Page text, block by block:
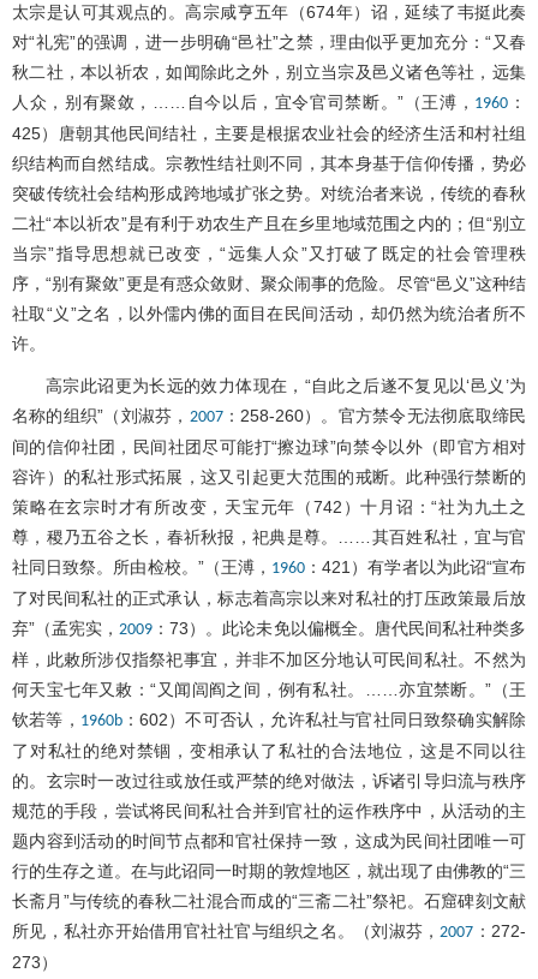
太宗是认可其观点的。高宗咸亨五年（674年）诏，延续了韦挺此奏
对“礼宪”的强调，进一步明确“邑社”之禁，理由似乎更加充分：“又春
秋二社，本以祈农，如闻除此之外，别立当宗及邑义诸色等社，远集
人众，别有聚敛，……自今以后，宜令官司禁断。”（王溥， 1960 ：
425）唐朝其他民间结社，主要是根据农业社会的经济生活和村社组
织结构而自然结成。宗教性结社则不同，其本身基于信仰传播，势必
突破传统社会结构形成跨地域扩张之势。对统治者来说，传统的春秋
二社“本以祈农”是有利于劝农生产且在乡里地域范围之内的；但“别立
当宗”指导思想就已改变，“远集人众”又打破了既定的社会管理秩
序，“别有聚敛”更是有惑众敛财、聚众闹事的危险。尽管“邑义”这种结
社取“义”之名，以外儒内佛的面目在民间活动，却仍然为统治者所不
许。
高宗此诏更为长远的效力体现在，“自此之后遂不复见以‘邑义’为
名称的组织”（刘淑芬， 2007：258-260）。官方禁令无法彻底取缔民
间的信仰社团，民间社团尽可能打“擦边球”向禁令以外（即官方相对
容许）的私社形式拓展，这又引起更大范围的戒断。此种强行禁断的
策略在玄宗时才有所改变，天宝元年（742）十月诏：“社为九土之
尊，稷乃五谷之长，春祈秋报，祀典是尊。……其百姓私社，宜与官
社同日致祭。所由检校。”（王溥， 1960 ：421）有学者以为此诏“宣布
了对民间私社的正式承认，标志着高宗以来对私社的打压政策最后放
弃”（孟宪实， 2009 ：73）。此论未免以偏概全。唐代民间私社种类多
样，此敕所涉仅指祭祀事宜，并非不加区分地认可民间私社。不然为
何天宝七年又敕：“又闻闾阎之间，例有私社。……亦宜禁断。”（王
钦若等， 1960b：602）不可否认，允许私社与官社同日致祭确实解除
了对私社的绝对禁锢，变相承认了私社的合法地位，这是不同以往
的。玄宗时一改过往或放任或严禁的绝对做法，诉诸引导归流与秩序
规范的手段，尝试将民间私社合并到官社的运作秩序中，从活动的主
题内容到活动的时间节点都和官社保持一致，这成为民间社团唯一可
行的生存之道。在与此诏同一时期的敦煌地区，就出现了由佛教的“三
长斋月”与传统的春秋二社混合而成的“三斋二社”祭祀。石窟碑刻文献
所见，私社亦开始借用官社社官与组织之名。（刘淑芬， 2007 ：272-
273）